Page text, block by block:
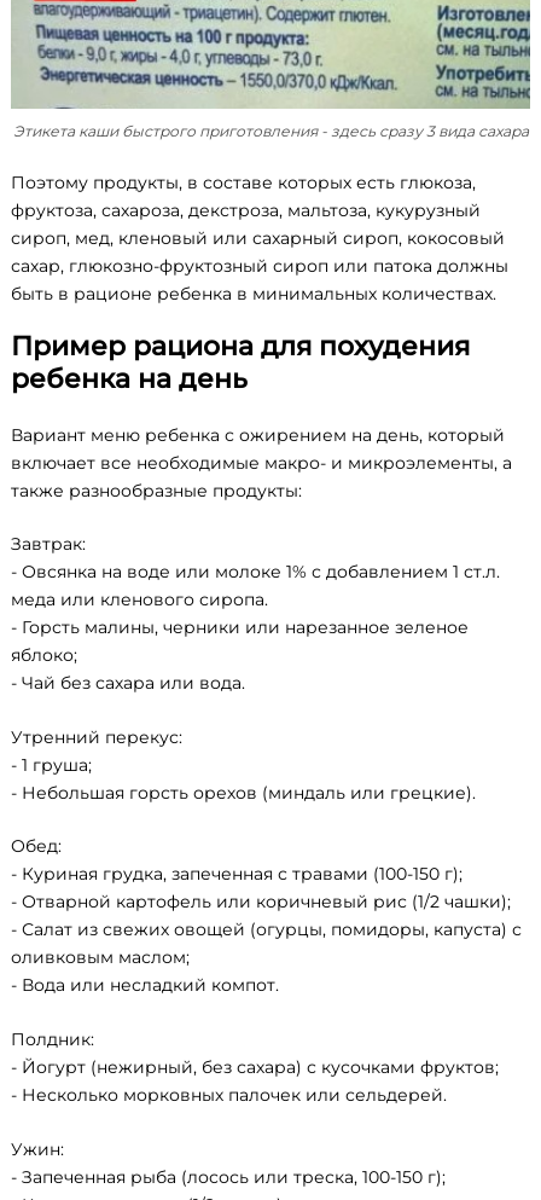
Этикета каши быстрого приготовления - здесь сразу 3 вида сахара
Поэтому продукты, в составе которых есть глюкоза,
фруктоза, сахароза, декстроза, мальтоза, кукурузный
сироп, мед, кленовый или сахарный сироп, кокосовый
сахар, глюкозно-фруктозный сироп или патока должны
быть в рационе ребенка в минимальных количествах.
Пример рациона для похудения
ребенка на день
Вариант меню ребенка с ожирением на день, который
включает все необходимые макро- и микроэлементы, а
также разнообразные продукты:
Завтрак:
- Овсянка на воде или молоке 1% с добавлением 1 ст.л.
меда или кленового сиропа.
- Горсть малины, черники или нарезанное зеленое
яблоко;
- Чай без сахара или вода.
Утренний перекус:
- 1 груша;
- Небольшая горсть орехов (миндаль или грецкие).
Обед:
- Куриная грудка, запеченная с травами (100-150 г);
- Отварной картофель или коричневый рис (1/2 чашки);
- Салат из свежих овощей (огурцы, помидоры, капуста) с
оливковым маслом;
- Вода или несладкий компот.
Полдник:
- Йогурт (нежирный, без сахара) с кусочками фруктов;
- Несколько морковных палочек или сельдерей.
Ужин:
- Запеченная рыба (лосось или треска, 100-150 г);